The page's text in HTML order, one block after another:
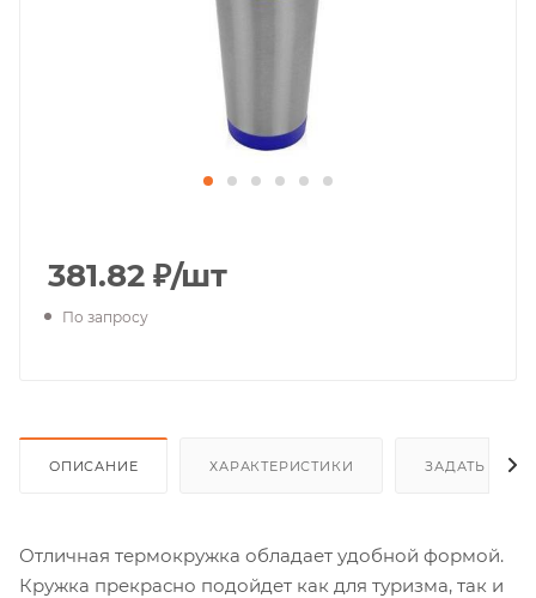
381.82 ₽/шт
По запросу
ОПИСАНИЕ ХАРАКТЕРИСТИКИ ЗАДАТЬ
Отличная термокружка обладает удобной формой.
Кружка прекрасно подойдет как для туризма, так и